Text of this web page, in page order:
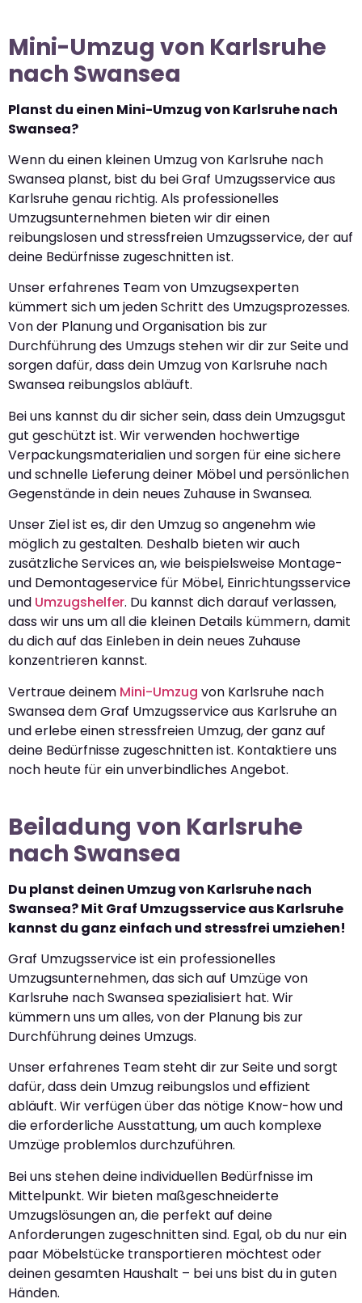
Mini-Umzug von Karlsruhe
nach Swansea
Planst du einen Mini-Umzug von Karlsruhe nach
Swansea?
Wenn du einen kleinen Umzug von Karlsruhe nach
Swansea planst, bist du bei Graf Umzugsservice aus
Karlsruhe genau richtig. Als professionelles
Umzugsunternehmen bieten wir dir einen
reibungslosen und stressfreien Umzugsservice, der auf
deine Bedürfnisse zugeschnitten ist.
Unser erfahrenes Team von Umzugsexperten
kümmert sich um jeden Schritt des Umzugsprozesses.
Von der Planung und Organisation bis zur
Durchführung des Umzugs stehen wir dir zur Seite und
sorgen dafür, dass dein Umzug von Karlsruhe nach
Swansea reibungslos abläuft.
Bei uns kannst du dir sicher sein, dass dein Umzugsgut
gut geschützt ist. Wir verwenden hochwertige
Verpackungsmaterialien und sorgen für eine sichere
und schnelle Lieferung deiner Möbel und persönlichen
Gegenstände in dein neues Zuhause in Swansea.
Unser Ziel ist es, dir den Umzug so angenehm wie
möglich zu gestalten. Deshalb bieten wir auch
zusätzliche Services an, wie beispielsweise Montage-
und Demontageservice für Möbel, Einrichtungsservice
und Umzugshelfer. Du kannst dich darauf verlassen,
dass wir uns um all die kleinen Details kümmern, damit
du dich auf das Einleben in dein neues Zuhause
konzentrieren kannst.
Vertraue deinem Mini-Umzug von Karlsruhe nach
Swansea dem Graf Umzugsservice aus Karlsruhe an
und erlebe einen stressfreien Umzug, der ganz auf
deine Bedürfnisse zugeschnitten ist. Kontaktiere uns
noch heute für ein unverbindliches Angebot.
Beiladung von Karlsruhe
nach Swansea
Du planst deinen Umzug von Karlsruhe nach
Swansea? Mit Graf Umzugsservice aus Karlsruhe
kannst du ganz einfach und stressfrei umziehen!
Graf Umzugsservice ist ein professionelles
Umzugsunternehmen, das sich auf Umzüge von
Karlsruhe nach Swansea spezialisiert hat. Wir
kümmern uns um alles, von der Planung bis zur
Durchführung deines Umzugs.
Unser erfahrenes Team steht dir zur Seite und sorgt
dafür, dass dein Umzug reibungslos und effizient
abläuft. Wir verfügen über das nötige Know-how und
die erforderliche Ausstattung, um auch komplexe
Umzüge problemlos durchzuführen.
Bei uns stehen deine individuellen Bedürfnisse im
Mittelpunkt. Wir bieten maßgeschneiderte
Umzugslösungen an, die perfekt auf deine
Anforderungen zugeschnitten sind. Egal, ob du nur ein
paar Möbelstücke transportieren möchtest oder
deinen gesamten Haushalt – bei uns bist du in guten
Händen.